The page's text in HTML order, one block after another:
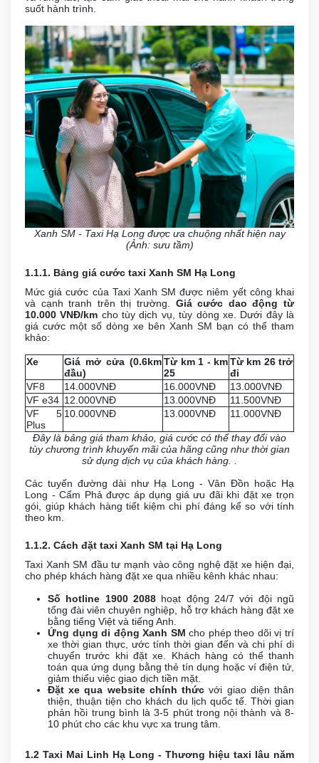
suốt hành trình.
Xanh SM - Taxi Hạ Long được ưa chuộng nhất hiện nay
(Ảnh: sưu tầm)
1.1.1. Bảng giá cước taxi Xanh SM Hạ Long
Mức giá cước của Taxi Xanh SM được niêm yết công khai
và cạnh tranh trên thị trường. Giá cước dao động từ
10.000 VNĐ/km cho tùy dịch vụ, tùy dòng xe. Dưới đây là
giá cước một số dòng xe bên Xanh SM bạn có thể tham
khảo:
Xe
Giá mở cửa (0.6km
đầu)
Từ km 1 - km
25
Từ km 26 trở
đi
VF8
14.000VNĐ 16.000VNĐ
13.000VNĐ
VF e34 12.000VNĐ 13.000VNĐ
11.500VNĐ
VF 5
Plus
10.000VNĐ 13.000VNĐ 11.000VNĐ
Đây là bảng giá tham khảo, giá cước có thể thay đổi vào
tùy chương trình khuyến mãi của hãng cũng như thời gian
sử dụng dịch vụ của khách hàng. .
Các tuyến đường dài như Hạ Long - Vân Đồn hoặc Hạ
Long - Cẩm Phả được áp dụng giá ưu đãi khi đặt xe trọn
gói, giúp khách hàng tiết kiệm chi phí đáng kể so với tính
theo km.
1.1.2. Cách đặt taxi Xanh SM tại Hạ Long
Taxi Xanh SM đầu tư mạnh vào công nghệ đặt xe hiện đại,
cho phép khách hàng đặt xe qua nhiều kênh khác nhau:
Số hotline 1900 2088 hoạt động 24/7 với đội ngũ
tổng đài viên chuyên nghiệp, hỗ trợ khách hàng đặt xe
bằng tiếng Việt và tiếng Anh.
Ứng dụng di động Xanh SM cho phép theo dõi vị trí
xe thời gian thực, ước tính thời gian đến và chi phí di
chuyển trước khi đặt xe. Khách hàng có thể thanh
toán qua ứng dụng bằng thẻ tín dụng hoặc ví điện tử,
giảm thiểu việc giao dịch tiền mặt.
Đặt xe qua website chính thức với giao diện thân
thiện, thuận tiện cho khách du lịch quốc tế. Thời gian
phản hồi trung bình là 3-5 phút trong nội thành và 8-
10 phút cho các khu vực xa trung tâm.
1.2 Taxi Mai Linh Hạ Long - Thương hiệu taxi lâu năm